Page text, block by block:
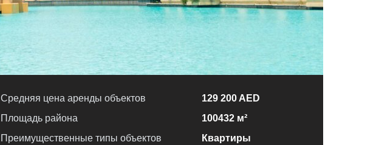
Средняя цена аренды объектов
129 200 AED
Площадь района
100432 м²
Преимущественные типы объектов
Квартиры